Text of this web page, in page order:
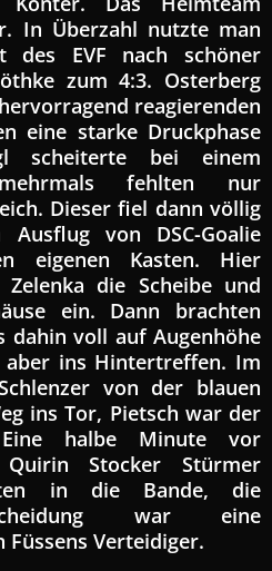
In Überzahl nutzte man
des EVF nach schöner
zum 4:3. Osterberg
reagierenden
eine starke Druckphase
scheiterte bei einem
fehlten nur
Dieser fiel dann völlig
von DSC-Goalie
eigenen Kasten. Hier
die Scheibe und
ein. Dann brachten
dahin voll auf Augenhöhe
aber ins Hintertreffen. Im
von der blauen
ins Tor, Pietsch war der
halbe Minute vor
Stocker Stürmer
in die Bande, die
war eine
Füssens Verteidiger.